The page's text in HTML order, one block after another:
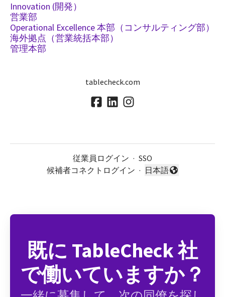
Innovation (開発）
営業部
Operational Excellence 本部（コンサルティング部）
海外拠点（営業統括本部）
管理本部
tablecheck.com
従業員ログイン · SSO
候補者コネクトログイン ·
言語を変更
日本語
既に TableCheck 社
で働いていますか？